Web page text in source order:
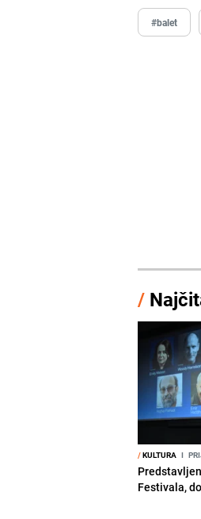
#balet
/
/KULTURA I
Festivala,